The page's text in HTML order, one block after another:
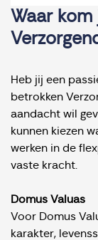
Waar
Heb jij een
betrokken
aandacht wil
kunnen kiezen
werken in de
vaste kracht.
Domus Valuas
Voor Domus
karakter,